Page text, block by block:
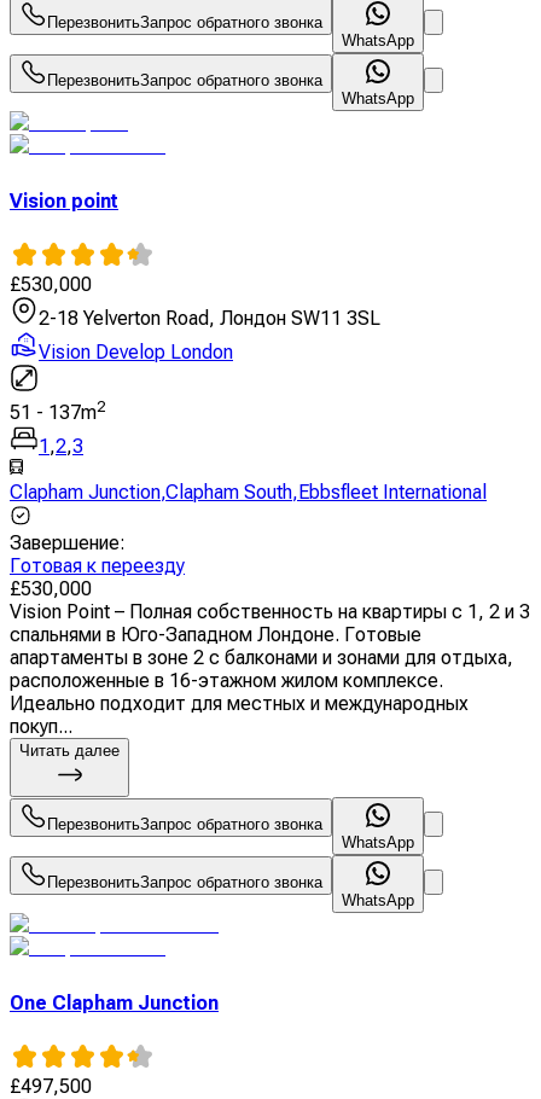
ПерезвонитьЗапрос обратного звонка
WhatsApp
ПерезвонитьЗапрос обратного звонка
WhatsApp
Vision point
£530,000
2-18 Yelverton Road, Лондон SW11 3SL
Vision Develop London
51 - 137m2
1,2,3
Clapham Junction,Clapham South,Ebbsfleet International
Завершение:
Готовая к переезду
£530,000
Vision Point – Полная собственность на квартиры с 1, 2 и 3
спальнями в Юго-Западном Лондоне. Готовые
апартаменты в зоне 2 с балконами и зонами для отдыха,
расположенные в 16-этажном жилом комплексе.
Идеально подходит для местных и международных
покуп...
Читать далее
ПерезвонитьЗапрос обратного звонка
WhatsApp
ПерезвонитьЗапрос обратного звонка
WhatsApp
One Clapham Junction
£497,500